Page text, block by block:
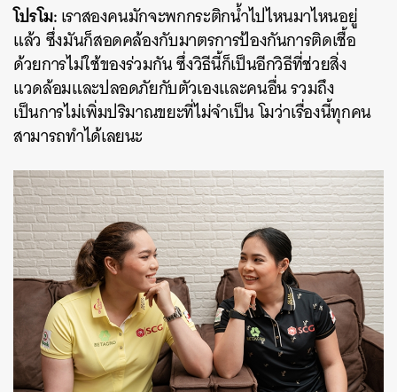
โปรโม:เราสองคนมักจะพกกระติกน้ำไปไหนมาไหนอยู่
แล้ว ซึ่งมันก็สอดคล้องกับมาตรการป้องกันการติดเชื้อ
ด้วยการไม่ใช้ของร่วมกัน ซึ่งวิธีนี้ก็เป็นอีกวิธีที่ช่วยสิ่ง
แวดล้อมและปลอดภัยกับตัวเองและคนอื่น รวมถึง
เป็นการไม่เพิ่มปริมาณขยะที่ไม่จำเป็น โมว่าเรื่องนี้ทุกคน
สามารถทำได้เลยนะ